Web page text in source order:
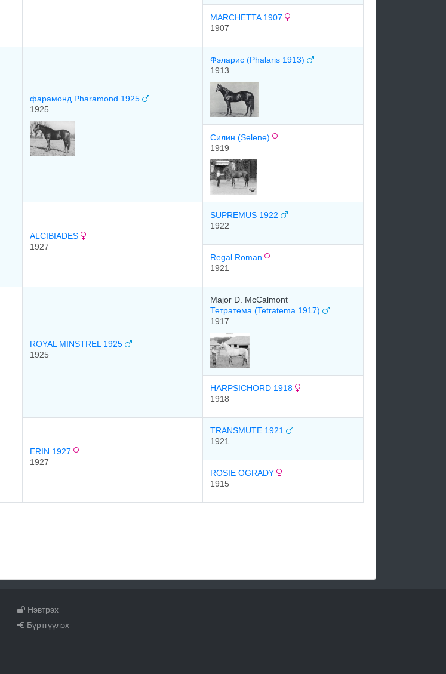
MARCHETTA 1907
1907
фарамонд Pharamond 1925
1925
Фэларис (Phalaris 1913)
1913
Силин (Selene)
1919
ALCIBIADES
1927
SUPREMUS 1922
1922
Regal Roman
1921
ROYAL MINSTREL 1925
1925
Major D. McCalmont
Тетратема (Tetratema 1917)
1917
HARPSICHORD 1918
1918
ERIN 1927
1927
TRANSMUTE 1921
1921
ROSIE OGRADY
1915
Нэвтрэх
Бүртгүүлэх